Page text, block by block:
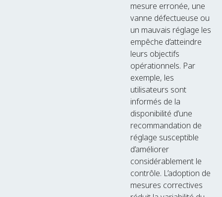
mesure erronée, une
vanne défectueuse ou
un mauvais réglage les
empêche d’atteindre
leurs objectifs
opérationnels. Par
exemple, les
utilisateurs sont
informés de la
disponibilité d’une
recommandation de
réglage susceptible
d’améliorer
considérablement le
contrôle. L’adoption de
mesures correctives